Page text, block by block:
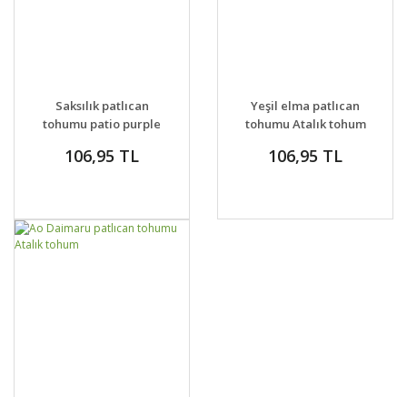
DETAYLAR SEPETE EKLE
Saksılık patlıcan
tohumu patio purple
106,95 TL
DETAYLAR
VER
Yeşil elma patlıcan
tohumu Atalık tohum
106,95 TL